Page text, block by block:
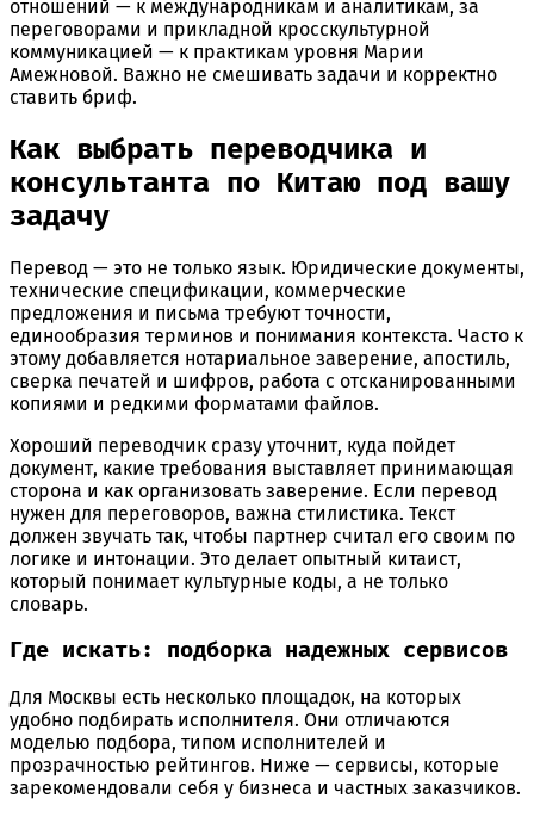
отношений — к международникам и аналитикам, за
переговорами и прикладной кросскультурной
коммуникацией — к практикам уровня Марии
Амежновой. Важно не смешивать задачи и корректно
ставить бриф.
Как выбрать переводчика и
консультанта по Китаю под вашу
задачу
Перевод — это не только язык. Юридические документы,
технические спецификации, коммерческие
предложения и письма требуют точности,
единообразия терминов и понимания контекста. Часто к
этому добавляется нотариальное заверение, апостиль,
сверка печатей и шифров, работа с отсканированными
копиями и редкими форматами файлов.
Хороший переводчик сразу уточнит, куда пойдет
документ, какие требования выставляет принимающая
сторона и как организовать заверение. Если перевод
нужен для переговоров, важна стилистика. Текст
должен звучать так, чтобы партнер считал его своим по
логике и интонации. Это делает опытный китаист,
который понимает культурные коды, а не только
словарь.
Где искать: подборка надежных сервисов
Для Москвы есть несколько площадок, на которых
удобно подбирать исполнителя. Они отличаются
моделью подбора, типом исполнителей и
прозрачностью рейтингов. Ниже — сервисы, которые
зарекомендовали себя у бизнеса и частных заказчиков.